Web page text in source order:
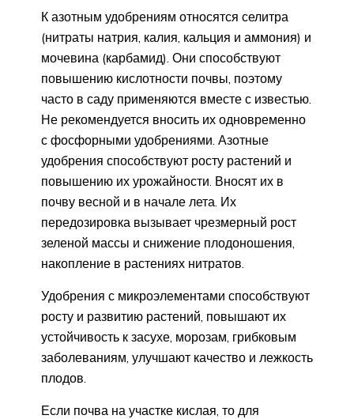
К азотным удобрениям относятся селитра
(нитраты натрия, калия, кальция и аммония) и
мочевина (карбамид). Они способствуют
повышению кислотности почвы, поэтому
часто в саду применяются вместе с известью.
Не рекомендуется вносить их одновременно
с фосфорными удобрениями. Азотные
удобрения способствуют росту растений и
повышению их урожайности. Вносят их в
почву весной и в начале лета. Их
передозировка вызывает чрезмерный рост
зеленой массы и снижение плодоношения,
накопление в растениях нитратов.
Удобрения с микроэлементами способствуют
росту и развитию растений, повышают их
устойчивость к засухе, морозам, грибковым
заболеваниям, улучшают качество и лежкость
плодов.
Если почва на участке кислая, то для